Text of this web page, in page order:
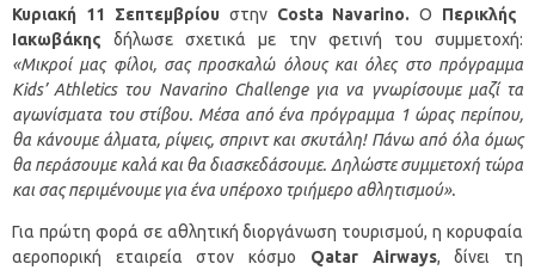
Κυριακή 11 Σεπτεμβρίου στην Costa Navarino. Ο Περικλής
Ιακωβάκης δήλωσε σχετικά με την φετινή του συμμετοχή:
«Μικροί μας φίλοι, σας προσκαλώ όλους και όλες στο πρόγραμμα
Kids’ Athletics του Navarino Challenge για να γνωρίσουμε μαζί τα
αγωνίσματα του στίβου. Μέσα από ένα πρόγραμμα 1 ώρας περίπου,
θα κάνουμε άλματα, ρίψεις, σπριντ και σκυτάλη! Πάνω από όλα όμως
θα περάσουμε καλά και θα διασκεδάσουμε. Δηλώστε συμμετοχή τώρα
και σας περιμένουμε για ένα υπέροχο τριήμερο αθλητισμού».
Για πρώτη φορά σε αθλητική διοργάνωση τουρισμού, η κορυφαία
αεροπορική εταιρεία στον κόσμο Qatar Airways, δίνει τη